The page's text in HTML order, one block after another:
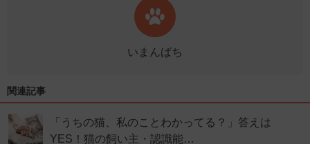
いまんばち
関連記事
「うちの猫、私のことわかってる？」答えは
YES！猫の飼い主・認識能…